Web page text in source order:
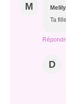
M Melily
Ta
D